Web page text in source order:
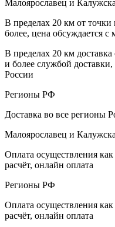
Малоярославец и
В пределах 20 км от
более, цена обсуждается с
В пределах 20 км
и более службой
России
Регионы РФ
Доставка во все регионы
Малоярославец и
Оплата осуществления
расчёт, онлайн оплата
Регионы РФ
Оплата осуществления
расчёт, онлайн оплата